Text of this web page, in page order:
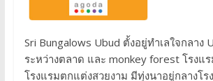
Sri Bungalows Ubud ตั้งอยู่ทำเลใจกลาง
ระหว่างตลาด และ monkey forest โรงแ
โรงแรมตกแต่งสวยงาม มีทุ่งนาอยู่กลางโร